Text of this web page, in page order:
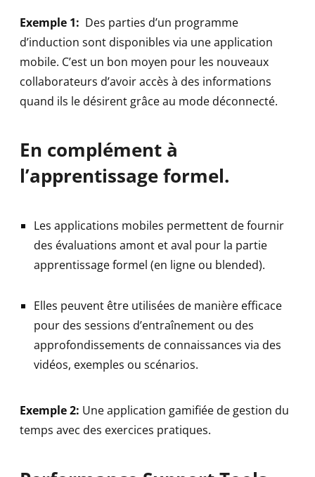
Exemple 1: Des parties d’un programme
d’induction sont disponibles via une application
mobile. C’est un bon moyen pour les nouveaux
collaborateurs d’avoir accès à des informations
quand ils le désirent grâce au mode déconnecté.
En complément à
l’apprentissage formel.
Les applications mobiles permettent de fournir
des évaluations amont et aval pour la partie
apprentissage formel (en ligne ou blended).
Elles peuvent être utilisées de manière efficace
pour des sessions d’entraînement ou des
approfondissements de connaissances via des
vidéos, exemples ou scénarios.
Exemple 2: Une application gamifiée de gestion du
temps avec des exercices pratiques.